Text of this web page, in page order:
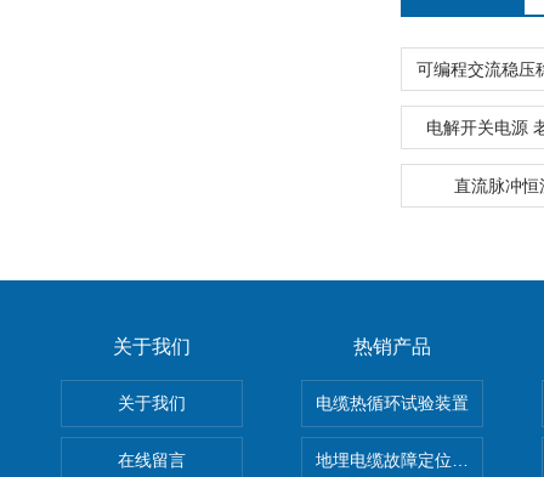
电解开关电源
直流脉冲恒
关于我们
关于我们
在线留言
热销产品
电缆热循环试验装置
地埋电缆故障定位仪 地下电